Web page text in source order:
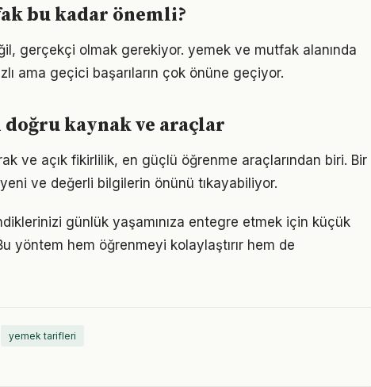
bu kadar önemli?
gerçekçi olmak gerekiyor. yemek ve mutfak alanında
ama geçici başarıların çok önüne geçiyor.
kaynak ve araçlar
ve açık fikirlilik, en güçlü öğrenme araçlarından biri. Bir
ve değerli bilgilerin önünü tıkayabiliyor.
günlük yaşamınıza entegre etmek için küçük
yöntem hem öğrenmeyi kolaylaştırır hem de
yemek tarifleri